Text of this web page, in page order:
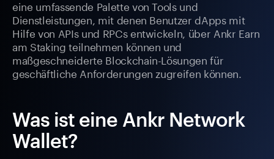
eine umfassende Palette von Tools und
Dienstleistungen, mit denen Benutzer dApps mit
Hilfe von APIs und RPCs entwickeln, über Ankr Earn
am Staking teilnehmen können und
maßgeschneiderte Blockchain-Lösungen für
geschäftliche Anforderungen zugreifen können.
Was ist eine Ankr Network
Wallet?